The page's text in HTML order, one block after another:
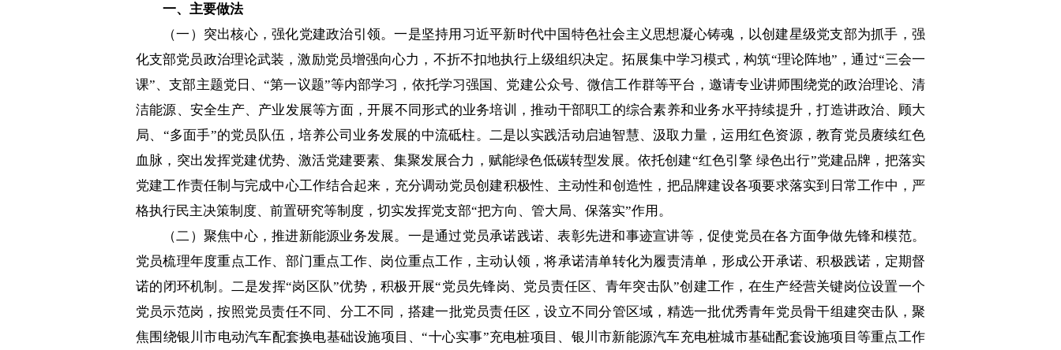
一、主要做法
（一）突出核心，强化党建政治引领。一是坚持用习近平新时代中国特色社会主义思想凝心铸魂，以创建星级党支部为抓手，强
化支部党员政治理论武装，激励党员增强向心力，不折不扣地执行上级组织决定。拓展集中学习模式，构筑“理论阵地”，通过“三会一
课”、支部主题党日、“第一议题”等内部学习，依托学习强国、党建公众号、微信工作群等平台，邀请专业讲师围绕党的政治理论、清
洁能源、安全生产、产业发展等方面，开展不同形式的业务培训，推动干部职工的综合素养和业务水平持续提升，打造讲政治、顾大
局、“多面手”的党员队伍，培养公司业务发展的中流砥柱。二是以实践活动启迪智慧、汲取力量，运用红色资源，教育党员赓续红色
血脉，突出发挥党建优势、激活党建要素、集聚发展合力，赋能绿色低碳转型发展。依托创建“红色引擎 绿色出行”党建品牌，把落实
党建工作责任制与完成中心工作结合起来，充分调动党员创建积极性、主动性和创造性，把品牌建设各项要求落实到日常工作中，严
格执行民主决策制度、前置研究等制度，切实发挥党支部“把方向、管大局、保落实”作用。
（二）聚焦中心，推进新能源业务发展。一是通过党员承诺践诺、表彰先进和事迹宣讲等，促使党员在各方面争做先锋和模范。
党员梳理年度重点工作、部门重点工作、岗位重点工作，主动认领，将承诺清单转化为履责清单，形成公开承诺、积极践诺，定期督
诺的闭环机制。二是发挥“岗区队”优势，积极开展“党员先锋岗、党员责任区、青年突击队”创建工作，在生产经营关键岗位设置一个
党员示范岗，按照党员责任不同、分工不同，搭建一批党员责任区，设立不同分管区域，精选一批优秀青年党员骨干组建突击队，聚
焦围绕银川市电动汽车配套换电基础设施项目、“十心实事”充电桩项目、银川市新能源汽车充电桩城市基础配套设施项目等重点工作